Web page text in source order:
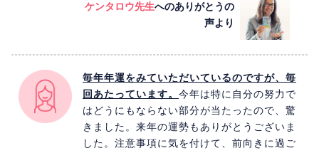
ケンタロウ先生へのありがとうの
声より
毎年年運をみていただいているのですが、毎
回あたっています。 今年は特に自分の努力で
はどうにもならない部分が当たったので、驚
きました。来年の運勢もありがとうございま
した。注意事項に気を付けて、前向きに過ご